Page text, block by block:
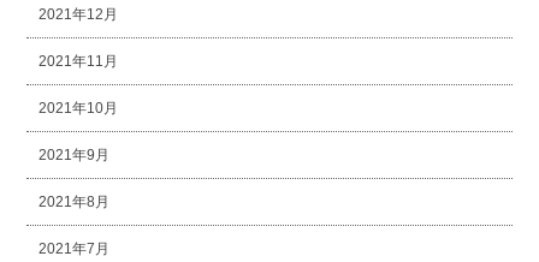
2021年12月
2021年11月
2021年10月
2021年9月
2021年8月
2021年7月